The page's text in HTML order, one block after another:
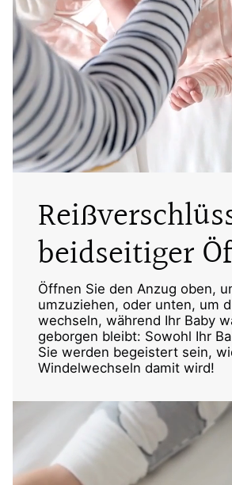
beidseitiger
Öffnen Sie den Anzug oben,
umzuziehen, oder unten, um
wechseln, während Ihr Baby
geborgen bleibt: Sowohl Ihr
Sie werden begeistert sein,
Windelwechseln damit wird!